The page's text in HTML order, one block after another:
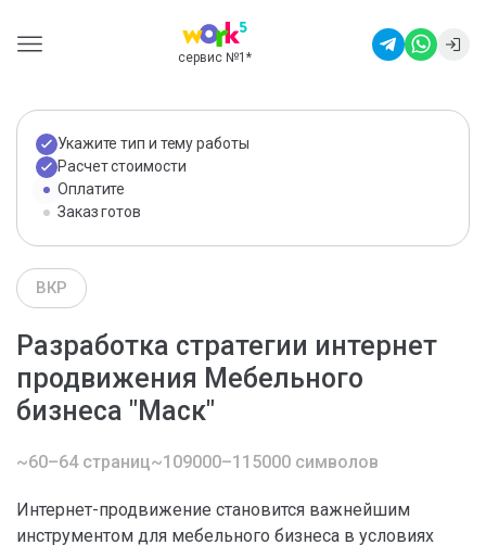
сервис №1 *
Укажите тип и тему работы
Расчет стоимости
Оплатите
Заказ готов
ВКР
Разработка стратегии интернет
продвижения Мебельного
бизнеса "Маск"
~60–64 страниц~109000–115000 символов
Интернет-продвижение становится важнейшим
инструментом для мебельного бизнеса в условиях